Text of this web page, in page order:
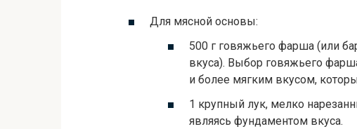
Для мясной основы:
500 г говяжьего фарша (или
вкуса). Выбор говяжьего
и более мягким вкусом,
1 крупный лук, мелко
являясь фундаментом вкуса.